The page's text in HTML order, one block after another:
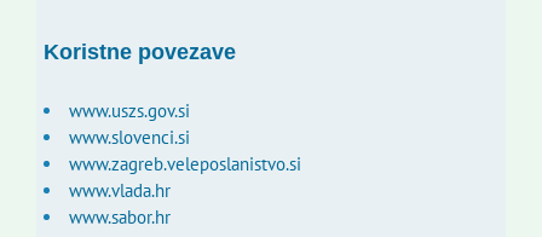
Koristne povezave
www.uszs.gov.si
www.slovenci.si
www.zagreb.veleposlanistvo.si
www.vlada.hr
www.sabor.hr